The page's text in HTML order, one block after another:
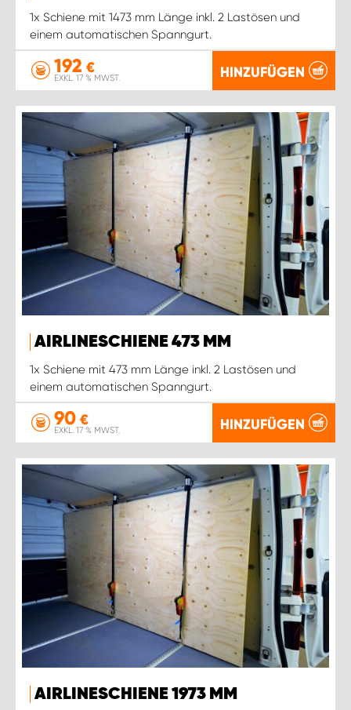
1x Schiene mit 1473 mm Länge inkl. 2 Lastösen und
einem automatischen Spanngurt.
192 €
EXKL. 17 % MWST. HINZUFÜGEN
AIRLINESCHIENE 473 MM
1x Schiene mit 473 mm Länge inkl. 2 Lastösen und
einem automatischen Spanngurt.
90 €
EXKL. 17 % MWST. HINZUFÜGEN
AIRLINESCHIENE 1973 MM